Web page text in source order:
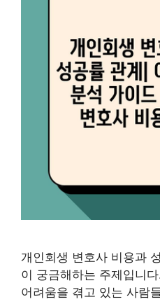
개인회생 변호사 비용과
이 궁금해하는 주제입니
어려움을 겪고 있는 사람